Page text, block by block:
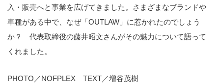
入・販売へと事業を広げてきました。さまざまなブランドや
車種がある中で、なぜ「OUTLAW」に惹かれたのでしょう
か？ 代表取締役の藤井昭文さんがその魅力について語って
くれました。
PHOTO／NOFPLEX TEXT／増谷茂樹